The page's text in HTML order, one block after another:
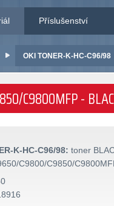
Příslušenství
OKI TONER-K-HC-C96/98
C9800MFP -
K-HC-C96/98: toner
C9800/C9850/